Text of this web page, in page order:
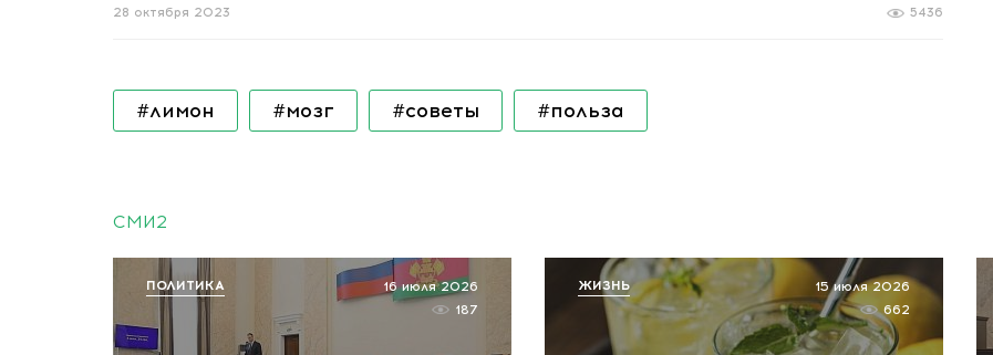
5436
28 октября 2023
#лимон #мозг #советы #польза
СМИ2
16 июля 2026
187
ПОЛИТИКА
15 июля 2026
662
ЖИЗНЬ